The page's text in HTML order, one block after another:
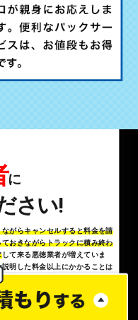
に
さい!
がらキャンセルすると料金を請
おきながらトラックに積み終わ
して来る悪徳業者が増えていま
明した料金以上にかかることは
コミコミです!